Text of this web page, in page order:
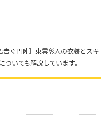
ぐ円陣］東雲彰人の衣装とスキ
いても解説しています。